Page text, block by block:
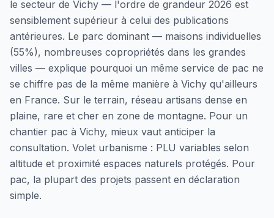
le secteur de Vichy — l'ordre de grandeur 2026 est
sensiblement supérieur à celui des publications
antérieures. Le parc dominant — maisons individuelles
(55%), nombreuses copropriétés dans les grandes
villes — explique pourquoi un même service de pac ne
se chiffre pas de la même manière à Vichy qu'ailleurs
en France. Sur le terrain, réseau artisans dense en
plaine, rare et cher en zone de montagne. Pour un
chantier pac à Vichy, mieux vaut anticiper la
consultation. Volet urbanisme : PLU variables selon
altitude et proximité espaces naturels protégés. Pour
pac, la plupart des projets passent en déclaration
simple.